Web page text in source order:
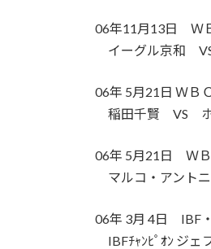
06年11月13日 Ｗ
イーグル京和
06年 5月21日 ＷＢ
稲田千賢 VS ホ
06年 5月21日 ＷＢ
マルコ・アントニ
06年 3月 4日 IBF
IBFﾁｬﾝﾋﾟｵﾝ ジェ